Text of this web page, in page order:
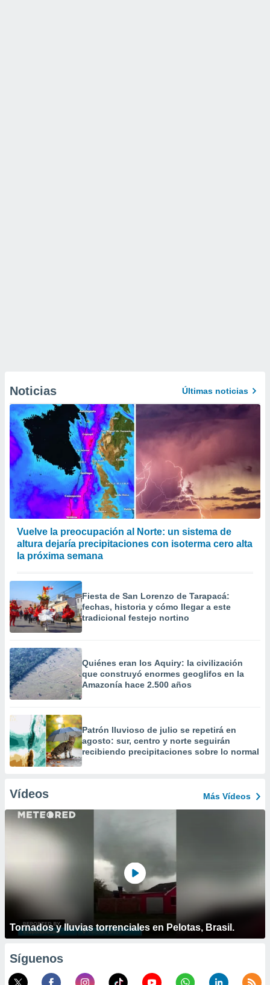
Noticias Últimas noticias
Vuelve la preocupación al Norte: un sistema de
altura dejaría precipitaciones con isoterma cero alta
la próxima semana
Fiesta de San Lorenzo de Tarapacá:
fechas, historia y cómo llegar a este
tradicional festejo nortino
Quiénes eran los Aquiry: la civilización
que construyó enormes geoglifos en la
Amazonía hace 2.500 años
Patrón lluvioso de julio se repetirá en
agosto: sur, centro y norte seguirán
recibiendo precipitaciones sobre lo normal
Vídeos Más Vídeos
Tornados y lluvias torrenciales en Pelotas, Brasil.
Síguenos